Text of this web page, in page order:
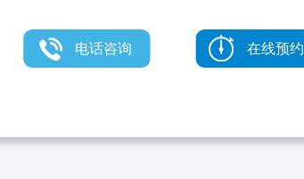
电话咨询 在线预约